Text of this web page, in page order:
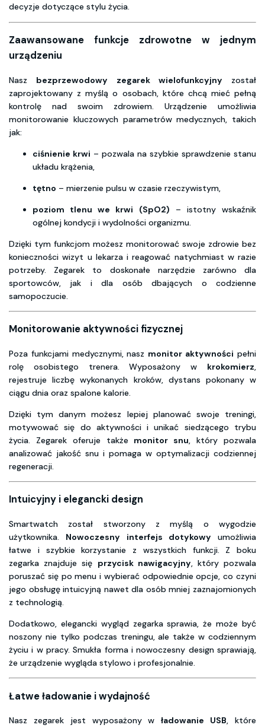
decyzje dotyczące stylu życia.
Zaawansowane funkcje zdrowotne w jednym
urządzeniu
Nasz bezprzewodowy zegarek wielofunkcyjny został
zaprojektowany z myślą o osobach, które chcą mieć pełną
kontrolę nad swoim zdrowiem. Urządzenie umożliwia
monitorowanie kluczowych parametrów medycznych, takich
jak:
ciśnienie krwi – pozwala na szybkie sprawdzenie stanu
układu krążenia,
tętno – mierzenie pulsu w czasie rzeczywistym,
poziom tlenu we krwi (SpO2) – istotny wskaźnik
ogólnej kondycji i wydolności organizmu.
Dzięki tym funkcjom możesz monitorować swoje zdrowie bez
konieczności wizyt u lekarza i reagować natychmiast w razie
potrzeby. Zegarek to doskonałe narzędzie zarówno dla
sportowców, jak i dla osób dbających o codzienne
samopoczucie.
Monitorowanie aktywności fizycznej
Poza funkcjami medycznymi, nasz monitor aktywności pełni
rolę osobistego trenera. Wyposażony w krokomierz,
rejestruje liczbę wykonanych kroków, dystans pokonany w
ciągu dnia oraz spalone kalorie.
Dzięki tym danym możesz lepiej planować swoje treningi,
motywować się do aktywności i unikać siedzącego trybu
życia. Zegarek oferuje także monitor snu, który pozwala
analizować jakość snu i pomaga w optymalizacji codziennej
regeneracji.
Intuicyjny i elegancki design
Smartwatch został stworzony z myślą o wygodzie
użytkownika. Nowoczesny interfejs dotykowy umożliwia
łatwe i szybkie korzystanie z wszystkich funkcji. Z boku
zegarka znajduje się przycisk nawigacyjny, który pozwala
poruszać się po menu i wybierać odpowiednie opcje, co czyni
jego obsługę intuicyjną nawet dla osób mniej zaznajomionych
z technologią.
Dodatkowo, elegancki wygląd zegarka sprawia, że może być
noszony nie tylko podczas treningu, ale także w codziennym
życiu i w pracy. Smukła forma i nowoczesny design sprawiają,
że urządzenie wygląda stylowo i profesjonalnie.
Łatwe ładowanie i wydajność
Nasz zegarek jest wyposażony władowanie USB, które